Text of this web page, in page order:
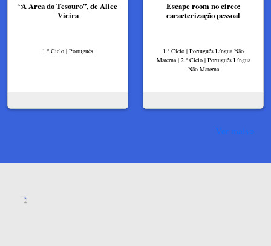
“A Arca do Tesouro”, de Alice
Vieira
1.º Ciclo | Português
Escape room no circo:
caracterização pessoal
1.º Ciclo | Português Língua Não
Materna | 2.º Ciclo | Português Língua
Não Materna
Ver mais